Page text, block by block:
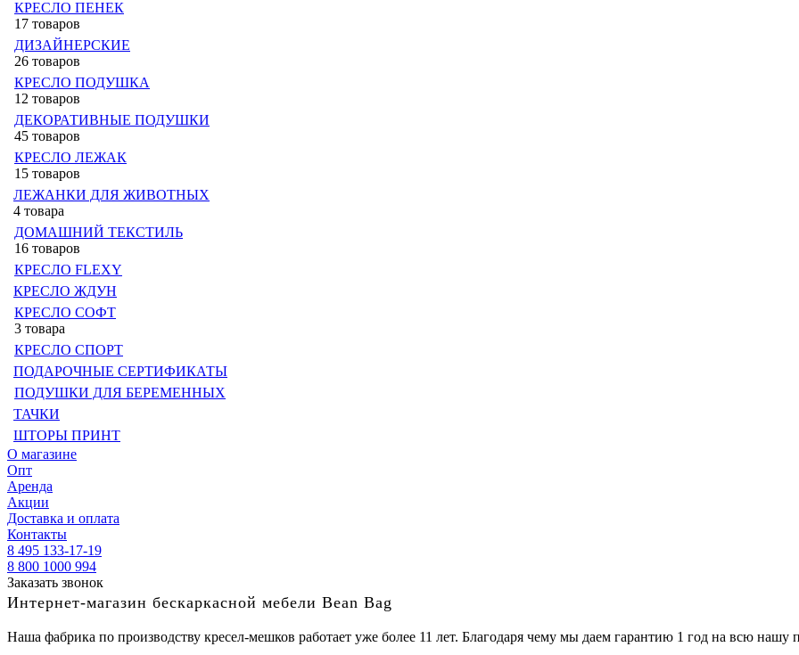
КРЕСЛО ПЕНЕК
17 товаров
ДИЗАЙНЕРСКИЕ
26 товаров
КРЕСЛО ПОДУШКА
12 товаров
ДЕКОРАТИВНЫЕ ПОДУШКИ
45 товаров
КРЕСЛО ЛЕЖАК
15 товаров
ЛЕЖАНКИ ДЛЯ ЖИВОТНЫХ
4 товара
ДОМАШНИЙ ТЕКСТИЛЬ
16 товаров
КРЕСЛО FLEXY
КРЕСЛО ЖДУН
КРЕСЛО СОФТ
3 товара
КРЕСЛО СПОРТ
ПОДАРОЧНЫЕ СЕРТИФИКАТЫ
ПОДУШКИ ДЛЯ БЕРЕМЕННЫХ
ТАЧКИ
ШТОРЫ ПРИНТ
О магазине
Опт
Аренда
Акции
Доставка и оплата
Контакты
8 495 133-17-19
8 800 1000 994
Заказать звонок
Интернет-магазин бескаркасной мебели Bean Bag
Наша фабрика по производству кресел-мешков работает уже более 11 лет. Благодаря чему мы даем гарантию 1 год на всю нашу